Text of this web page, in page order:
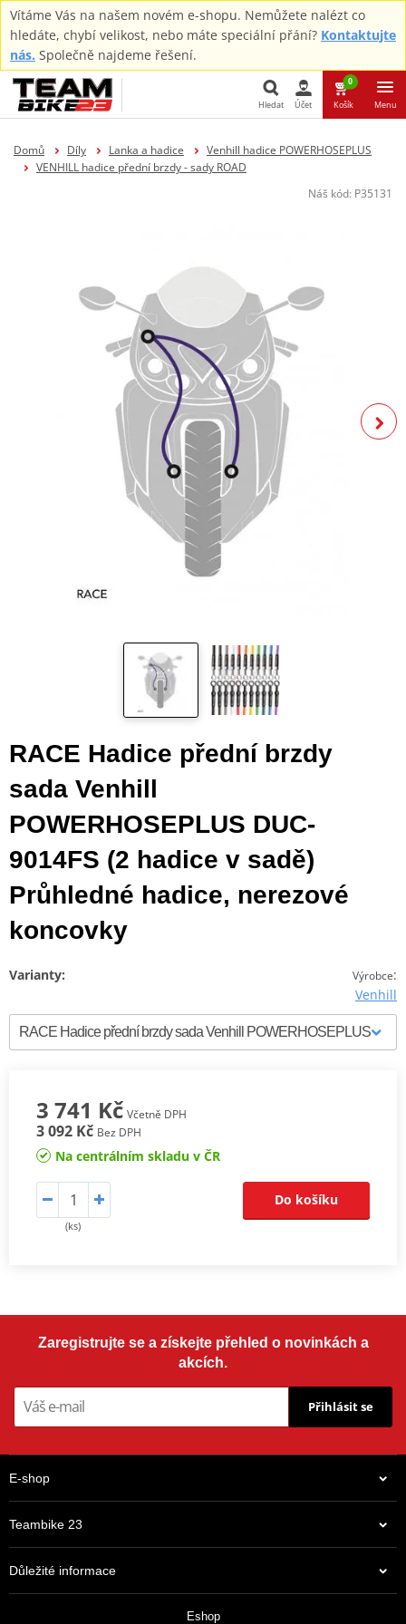
Vítáme Vás na našem novém e-shopu. Nemůžete nalézt co
hledáte, chybí velikost, nebo máte speciální přání? Kontaktujte
nás. Společně najdeme řešení.
Hledat
Hledat Účet
0
Košík Menu
Domů Díly Lanka a hadice
Venhill hadice POWERHOSEPLUS
VENHILL hadice přední brzdy - sady ROAD
Náš kód: P35131
RACE Hadice přední brzdy
sada Venhill
POWERHOSEPLUS DUC-
9014FS (2 hadice v sadě)
Průhledné hadice, nerezové
koncovky
Výrobce:
Venhill
Varianty:
3 741 Kč Včetně DPH
3 092 Kč Bez DPH
Na centrálním skladu v ČR
(ks)
Do košíku
Zaregistrujte se a získejte přehled o novinkách a
akcích.
Přihlásit se
E-shop
Teambike 23
Důležité informace
Eshop